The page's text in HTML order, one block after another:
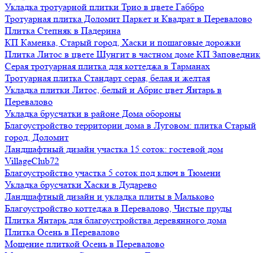
Укладка тротуарной плитки Трио в цвете Габбро
Тротуарная плитка Доломит Паркет и Квадрат в Перевалово
Плитка Степняк в Падерина
КП Каменка, Старый город, Хаски и пошаговые дорожки
Плитка Литос в цвете Шунгит в частном доме КП Заповедник
Серая тротуарная плитка для коттеджа в Тарманах
Тротуарная плитка Стандарт серая, белая и желтая
Укладка плитки Литос, белый и Абрис цвет Янтарь в
Перевалово
Укладка брусчатки в районе Дома обороны
Благоустройство территории дома в Луговом: плитка Старый
город, Доломит
Ландшафтный дизайн участка 15 соток: гостевой дом
VillageClub72
Благоустройство участка 5 соток под ключ в Тюмени
Укладка брусчатки Хаски в Дударево
Ландшафтный дизайн и укладка плиты в Мальково
Благоустройство коттеджа в Перевалово, Чистые пруды
Плитка Янтарь для благоустройства деревянного дома
Плитка Осень в Перевалово
Мощение плиткой Осень в Перевалово